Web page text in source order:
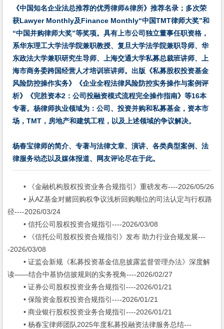
《中国知名企业法总推荐的优秀律师&律所》推荐名录；多次荣
获Lawyer Monthly及Finance Monthly“中国TMT律师大奖”和
“中国并购律师大奖”等奖项。具有上市公司独立董事任职资格，
系华东理工大学法学院兼职教授、复旦大学法学院兼职导师、华
东政法大学兼职研究生导师、上海交通大学私募总裁班讲师、上
海市商务委跨国经营人才培训班讲师。出版《私募股权投资基金
风险防控操作实务》《企业全程法律风险防控实务操作与案例评
析》《完胜资本2：公司投融资模式流程完全操作指南》等16本
专著。杨律师执业领域为：公司、投资并购和私募基金，资本市
场，TMT，房地产和建筑工程，以及上述领域的争议解决。
杨春宝律师的简介、专著与法律文章、演讲、各类典型案例、法
律服务动态以及媒体报道、网友评论尽在于此。
• 《金融机构股权投资业务合规指引》重磅发布----2026/05/26
• 从AZ基金对赌回购权争议浅析回购顺位的司法认定与行权路
径----2026/03/24
• 信托公司股权投资合规指引----2026/03/08
• 《信托公司股权投资合规指引》发布 助力行业合规发展---
-2026/03/08
• 证监会新规《私募投资基金信息披露监督管理办法》深度解
读——结合中基协信披规则的实务视角----2026/02/27
• 证券公司股权投资业务合规指引----2026/01/21
• 保险资金股权投资合规指引----2026/01/21
• 商业银行股权投资业务合规指引----2026/01/21
• 杨春宝律师团队2025年度私募投融资法律服务总结---